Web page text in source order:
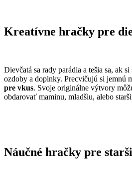
Kreatívne hračky pre
Dievčatá sa rady parádia a tešia sa, ak
ozdoby a doplnky. Precvičujú si jemnú
pre vkus. Svoje originálne výtvory
obdarovať maminu, mladšiu, alebo
Náučné hračky pre